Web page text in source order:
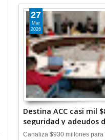
Destina ACC casi mil
seguridad y adeudos
27
Mar
2026
Canaliza $930 millones